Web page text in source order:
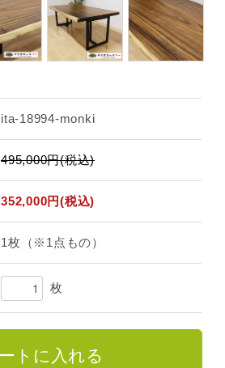
ita-18994-monki
495,000円(税込)
352,000円(税込)
1枚（※1点もの）
枚